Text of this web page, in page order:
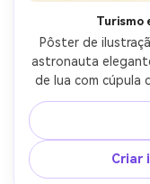
Turismo
Pôster de
astronauta
de lua com cúpula
foguetes
gradientes
pontos mínimos,
de risógrafo e
manchete
Criar